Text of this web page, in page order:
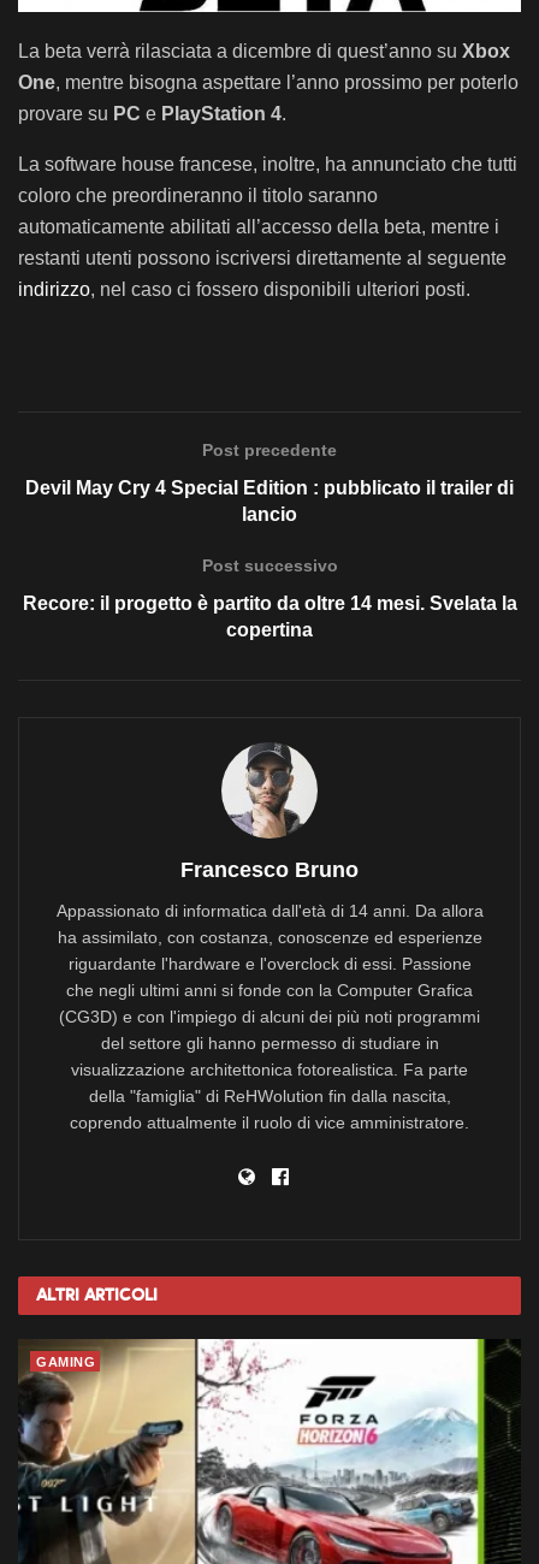
La beta verrà rilasciata a dicembre di quest’anno su Xbox
One, mentre bisogna aspettare l’anno prossimo per poterlo
provare su PC e PlayStation 4.
La software house francese, inoltre, ha annunciato che tutti
coloro che preordineranno il titolo saranno
automaticamente abilitati all’accesso della beta, mentre i
restanti utenti possono iscriversi direttamente al seguente
indirizzo, nel caso ci fossero disponibili ulteriori posti.
Post precedente
Devil May Cry 4 Special Edition : pubblicato il trailer di
lancio
Post successivo
Recore: il progetto è partito da oltre 14 mesi. Svelata la
copertina
Francesco Bruno
Appassionato di informatica dall'età di 14 anni. Da allora
ha assimilato, con costanza, conoscenze ed esperienze
riguardante l'hardware e l'overclock di essi. Passione
che negli ultimi anni si fonde con la Computer Grafica
(CG3D) e con l'impiego di alcuni dei più noti programmi
del settore gli hanno permesso di studiare in
visualizzazione architettonica fotorealistica. Fa parte
della "famiglia" di ReHWolution fin dalla nascita,
coprendo attualmente il ruolo di vice amministratore.
Altri Articoli
GAMING